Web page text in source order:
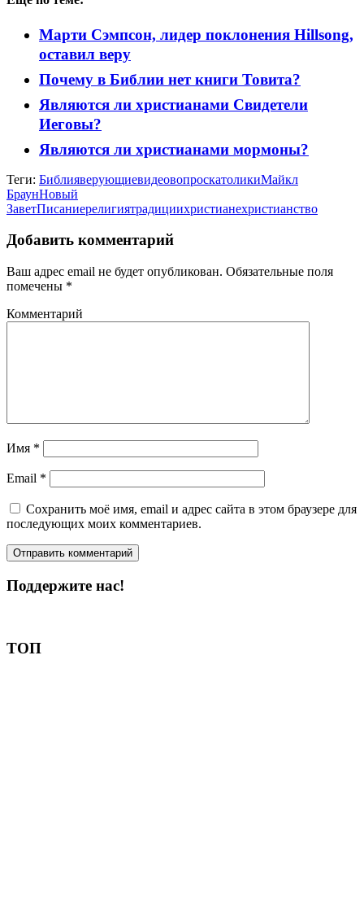
Марти Сэмпсон, лидер поклонения Hillsong,
оставил веру
Почему в Библии нет книги Товита?
Являются ли христианами Свидетели
Иеговы?
Являются ли христианами мормоны?
Теги: БиблияверующиевидеовопроскатоликиМайкл
БраунНовый
ЗаветПисаниерелигиятрадициихристианехристианство
Добавить комментарий
Ваш адрес email не будет опубликован. Обязательные поля
помечены *
Комментарий
Имя *
Email *
Сохранить моё имя, email и адрес сайта в этом браузере для
последующих моих комментариев.
Поддержите нас!
ТОП